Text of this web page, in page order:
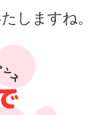
しますね。